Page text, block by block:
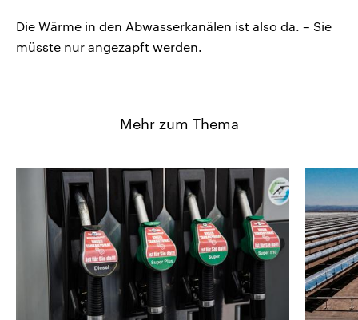
Die Wärme in den Abwasserkanälen ist also da. – Sie
müsste nur angezapft werden.
Mehr zum Thema